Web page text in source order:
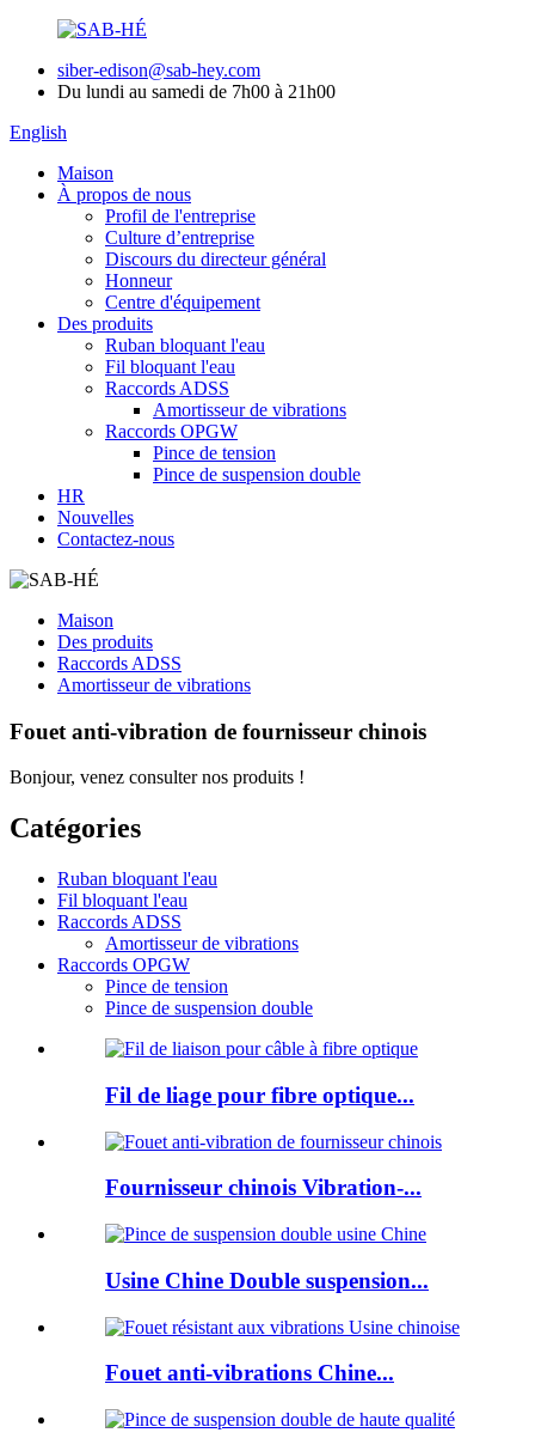
siber-edison@sab-hey.com
Du lundi au samedi de 7h00 à 21h00
English
Maison
À propos de nous
Profil de l'entreprise
Culture d’entreprise
Discours du directeur général
Honneur
Centre d'équipement
Des produits
Ruban bloquant l'eau
Fil bloquant l'eau
Raccords ADSS
Amortisseur de vibrations
Raccords OPGW
Pince de tension
Pince de suspension double
HR
Nouvelles
Contactez-nous
Maison
Des produits
Raccords ADSS
Amortisseur de vibrations
Fouet anti-vibration de fournisseur chinois
Bonjour, venez consulter nos produits !
Catégories
Ruban bloquant l'eau
Fil bloquant l'eau
Raccords ADSS
Amortisseur de vibrations
Raccords OPGW
Pince de tension
Pince de suspension double
Fil de liage pour fibre optique...
Fournisseur chinois Vibration-...
Usine Chine Double suspension...
Fouet anti-vibrations Chine...